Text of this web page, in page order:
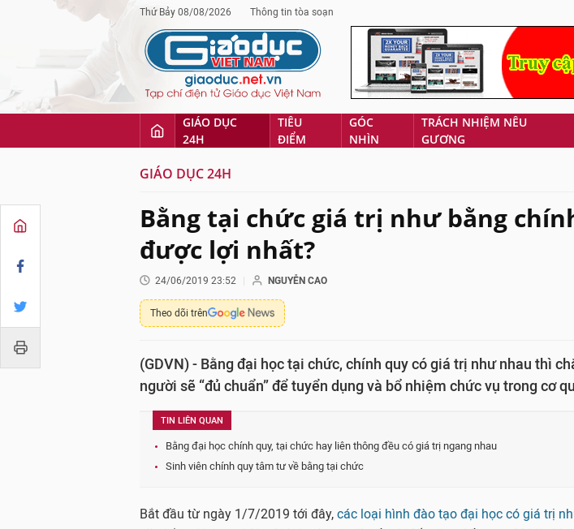
Thứ Bảy 08/08/2026 Thông tin tòa soạn
GIÁO DỤC
24H
TIÊU
ĐIỂM
GÓC
NHÌN
TRÁCH NHIỆM NÊU
GƯƠNG
GIÁO DỤC 24H
Bằng tại chức giá trị như bằng
được lợi nhất?
24/06/2019 23:52 NGUYỄN CAO
Theo dõi trên
(GDVN) - Bằng đại học tại chức, chính quy có giá trị như nhau thì
người sẽ “đủ chuẩn” để tuyển dụng và bổ nhiệm chức vụ trong cơ
TIN LIÊN QUAN
Bằng đại học chính quy, tại chức hay liên thông đều có giá trị ngang nhau
Sinh viên chính quy tâm tư về bằng tại chức
Bắt đầu từ ngày 1/7/2019 tới đây, các loại hình đào tạo đại học có giá trị